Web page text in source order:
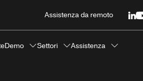
Assistenza da remoto
Demo Settori Assistenza